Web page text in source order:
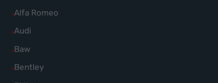
Fahrzeuge
Abarth
anzeigen
Alfa Romeo
Alle
Fahrzeuge
Alfa
Romeo
Audi
Alle
Fahrzeuge
Audi
Baw
Alle
Fahrzeuge
Bentley
Alle